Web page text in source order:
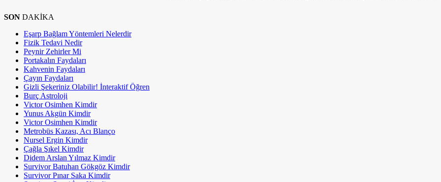
SON DAKİKA
Eşarp Bağlam Yöntemleri Nelerdir
Fizik Tedavi Nedir
Peynir Zehirler Mi
Portakalın Faydaları
Kahvenin Faydaları
Çayın Faydaları
Gizli Şekeriniz Olabilir! İnteraktif Öğren
Burç Astroloji
Victor Osimhen Kimdir
Yunus Akgün Kimdir
Victor Osimhen Kimdir
Metrobüs Kazası, Acı Blanço
Nursel Ergin Kimdir
Çağla Şıkel Kimdir
Didem Arslan Yılmaz Kimdir
Survivor Batuhan Gökgöz Kimdir
Survivor Pınar Saka Kimdir